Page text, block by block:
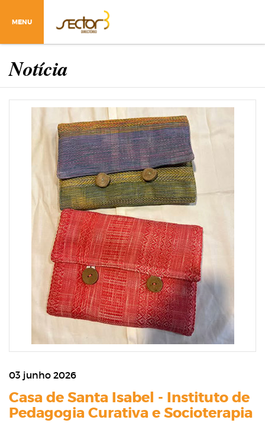
MENU
Notícia
03 junho 2026
Casa de Santa Isabel - Instituto de
Pedagogia Curativa e Socioterapia